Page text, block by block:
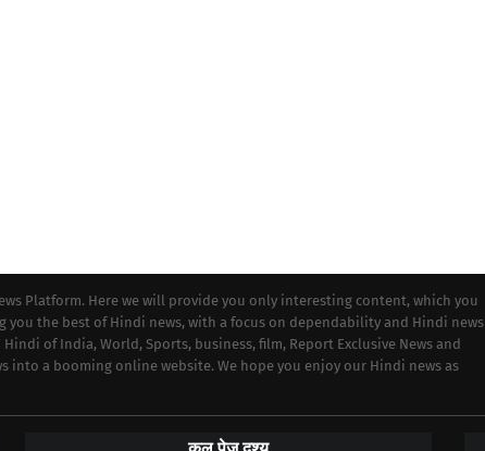
Platform. Here we will provide you only interesting content, which you
you the best of Hindi news, with a focus on dependability and Hindi news
of India, World, Sports, business, film, Report Exclusive News and
a booming online website. We hope you enjoy our Hindi news as